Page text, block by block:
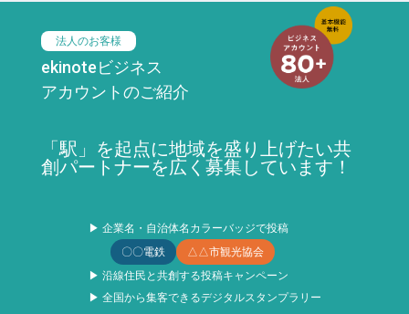
法人のお客様
ekinoteビジネス
アカウントのご紹介
「駅」を起点に地域を盛り上げたい共
創パートナーを広く募集しています！
▶ 企業名・自治体名カラーバッジで投稿
〇〇電鉄
△△市観光協会
▶ 沿線住民と共創する投稿キャンペーン
▶ 全国から集客できるデジタルスタンプラリー